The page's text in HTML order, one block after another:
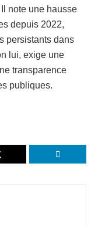
note une hausse
depuis 2022,
persistants dans
lui, exige une
transparence
publiques.